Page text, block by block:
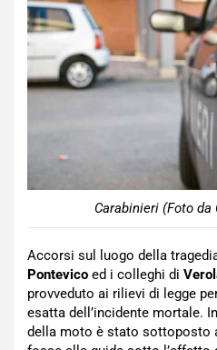
Carabinieri (Foto da
Accorsi sul luogo della
Pontevico ed i colleghi di
provveduto ai rilievi di legge
esatta dell’incidente mortale.
della moto è stato sottoposto